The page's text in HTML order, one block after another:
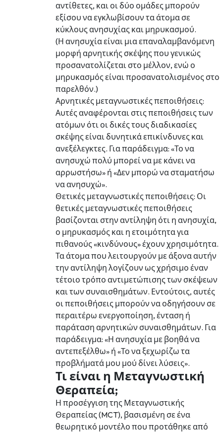
αντίθετες, και οι δύο ομάδες μπορούν
εξίσου να εγκλωβίσουν τα άτομα σε
κύκλους ανησυχίας και μηρυκασμού.
(Η ανησυχία είναι μια επαναλαμβανόμενη
μορφή αρνητικής σκέψης που γενικώς
προσανατολίζεται στο μέλλον, ενώ ο
μηρυκασμός είναι προσανατολισμένος στο
παρελθόν.)
Αρνητικές μεταγνωστικές πεποιθήσεις:
Αυτές αναφέρονται στις πεποιθήσεις των
ατόμων ότι οι δικές τους διαδικασίες
σκέψης είναι δυνητικά επικίνδυνες και
ανεξέλεγκτες. Για παράδειγμα: «Το να
ανησυχώ πολύ μπορεί να με κάνει να
αρρωστήσω» ή «Δεν μπορώ να σταματήσω
να ανησυχώ».
Θετικές μεταγνωστικές πεποιθήσεις: Οι
θετικές μεταγνωστικές πεποιθήσεις
βασίζονται στην αντίληψη ότι η ανησυχία,
ο μηρυκασμός και η ετοιμότητα για
πιθανούς «κινδύνους» έχουν χρησιμότητα.
Τα άτομα που λειτουργούν με άξονα αυτήν
την αντίληψη λογίζουν ως χρήσιμο έναν
τέτοιο τρόπο αντιμετώπισης των σκέψεων
και των συναισθημάτων. Εντούτοις, αυτές
οι πεποιθήσεις μπορούν να οδηγήσουν σε
περαιτέρω ενεργοποίηση, ένταση ή
παράταση αρνητικών συναισθημάτων. Για
παράδειγμα: «Η ανησυχία με βοηθά να
αντεπεξέλθω» ή «Το να ξεχωρίζω τα
προβλήματά μου μού δίνει λύσεις».
Τι είναι η Μεταγνωστική
Θεραπεία;
Η προσέγγιση της Μεταγνωστικής
Θεραπείας (MCT), βασισμένη σε ένα
θεωρητικό μοντέλο που προτάθηκε από